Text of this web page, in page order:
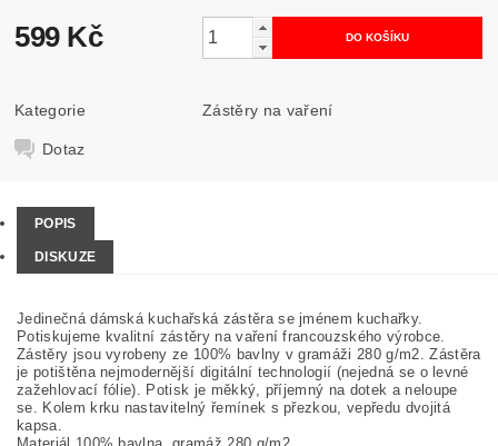
599 Kč
Kategorie Zástěry na vaření
Dotaz
POPIS
DISKUZE
Jedinečná dámská kuchařská zástěra se jménem kuchařky.
Potiskujeme kvalitní zástěry na vaření francouzského výrobce.
Zástěry jsou vyrobeny ze 100% bavlny v gramáži 280 g/m2. Zástěra
je potištěna nejmodernější digitální technologií (nejedná se o levné
zažehlovací fólie). Potisk je měkký, příjemný na dotek a neloupe
se. Kolem krku nastavitelný řemínek s přezkou, vepředu dvojitá
kapsa.